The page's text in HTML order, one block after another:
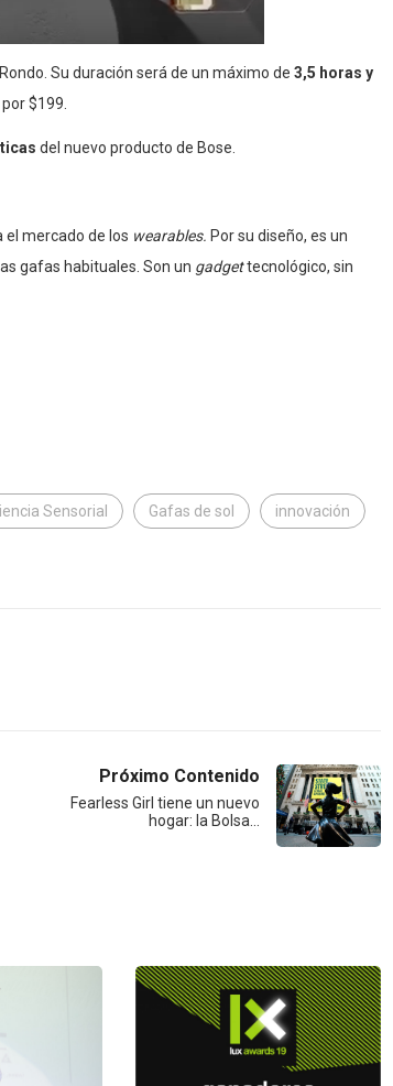
Su duración será de un máximo de 3,5 horas y
$199.
del nuevo producto de Bose.
el mercado de los wearables. Por su diseño, es un
gafas habituales. Son un gadgettecnológico, sin
Sensorial Gafas de sol innovación
Próximo Contenido
Fearless Girl tiene un nuevo
hogar: la Bolsa…